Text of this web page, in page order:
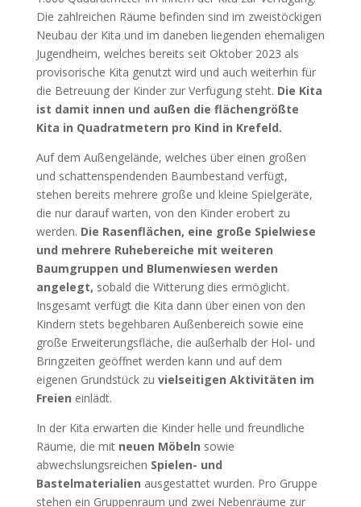
Die zahlreichen Räume befinden sind im zweistöckigen
Neubau der Kita und im daneben liegenden ehemaligen
Jugendheim, welches bereits seit Oktober 2023 als
provisorische Kita genutzt wird und auch weiterhin für
die Betreuung der Kinder zur Verfügung steht. Die Kita
ist damit innen und außen die flächengrößte
Kita in Quadratmetern pro Kind in Krefeld.
Auf dem Außengelände, welches über einen großen
und schattenspendenden Baumbestand verfügt,
stehen bereits mehrere große und kleine Spielgeräte,
die nur darauf warten, von den Kinder erobert zu
werden. Die Rasenflächen, eine große Spielwiese
und mehrere Ruhebereiche mit weiteren
Baumgruppen und Blumenwiesen werden
angelegt, sobald die Witterung dies ermöglicht.
Insgesamt verfügt die Kita dann über einen von den
Kindern stets begehbaren Außenbereich sowie eine
große Erweiterungsfläche, die außerhalb der Hol- und
Bringzeiten geöffnet werden kann und auf dem
eigenen Grundstück zu vielseitigen Aktivitäten im
Freien einlädt.
In der Kita erwarten die Kinder helle und freundliche
Räume, die mit neuen Möbeln sowie
abwechslungsreichen Spielen- und
Bastelmaterialien ausgestattet wurden. Pro Gruppe
stehen ein Gruppenraum und zwei Nebenräume zur